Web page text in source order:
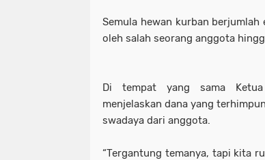
Semula hewan kurban
oleh salah seorang anggota
Di tempat yang sama
menjelaskan dana yang
swadaya dari anggota.
“Tergantung temanya, tapi kita